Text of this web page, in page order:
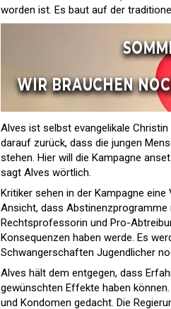
worden ist. Es baut auf der
Alves ist selbst evangelikale
darauf zurück, dass die jungen
stehen. Hier will die Kampagne
sagt Alves wörtlich.
Kritiker sehen in der Kampagne
Ansicht, dass Abstinenzprogramme
Rechtsprofessorin und Pro-
Konsequenzen haben werde. Es
Schwangerschaften Jugendlicher
Alves hält dem entgegen, dass
gewünschten Effekte haben
und Kondomen gedacht. Die